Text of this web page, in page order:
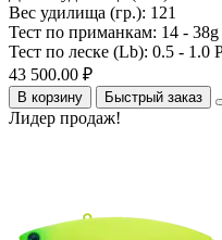
Вес удилища (гр.): 121
Тест по приманкам: 14 - 38g
Тест по леске (Lb): 0.5 - 1.0
43 500.00 ₽
В корзину Быстрый заказ
Лидер продаж!